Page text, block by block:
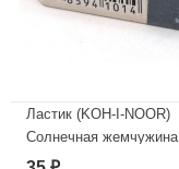
Ластик (KOH-I-NOOR)
Солнечная жемчужина
(Sunpearl) 60*13мм